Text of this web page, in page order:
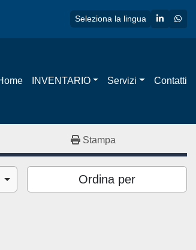
Seleziona la lingua linkedin
Home INVENTARIO Servizi Contatti
Stampa
Ordina per